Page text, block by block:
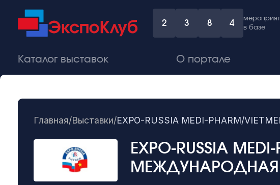
2 3 8 4
в базе
Каталог выставок О портале
Главная/Выставки/EXPO-RUSSIA MEDI-PHARM/
EXPO-RUSSIA